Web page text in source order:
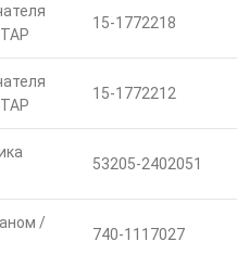
15-1772218
15-1772212
53205-2402051
/
740-1117027